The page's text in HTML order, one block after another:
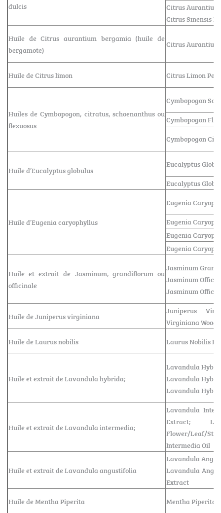
dulcis
Citrus Aurantium
Citrus Sinensis
Huile de Citrus aurantium bergamia (huile de
bergamote)
Citrus
Huile de Citrus limon Citrus Limon
Huiles de Cymbopogon, citratus, schoenanthus ou
flexuosus
Cymbopogon
Cymbopogon
Cymbopogon
Huile d’Eucalyptus globulus
Eucalyptus
Eucalyptus
Huile d’Eugenia caryophyllus
Eugenia
Eugenia
Eugenia
Eugenia
Huile et extrait de Jasminum, grandiflorum ou
officinale
Jasminum
Jasminum
Jasminum
Huile de Juniperus virginiana
Juniperus
Virginiana Wood
Huile de Laurus nobilis
Laurus Nobilis
Huile et extrait de Lavandula hybrida;
Lavandula
Lavandula
Lavandula
Huile et extrait de Lavandula intermedia;
Lavandula
Extract;
Flower/Leaf/
Intermedia Oil
Huile et extrait de Lavandula angustifolia
Lavandula
Lavandula
Extract
Huile de Mentha Piperita
Mentha Piperita